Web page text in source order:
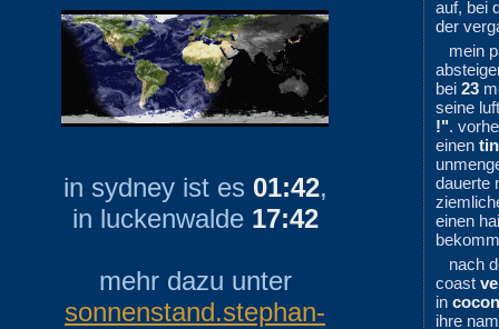
in sydney ist es 01:42,
in luckenwalde 17:42
mehr dazu unter
sonnenstand.stephan-
auf, bei
der
mein
bei 23
seine
!".
einen
dauerte
einen
nach
coast
in
ihre